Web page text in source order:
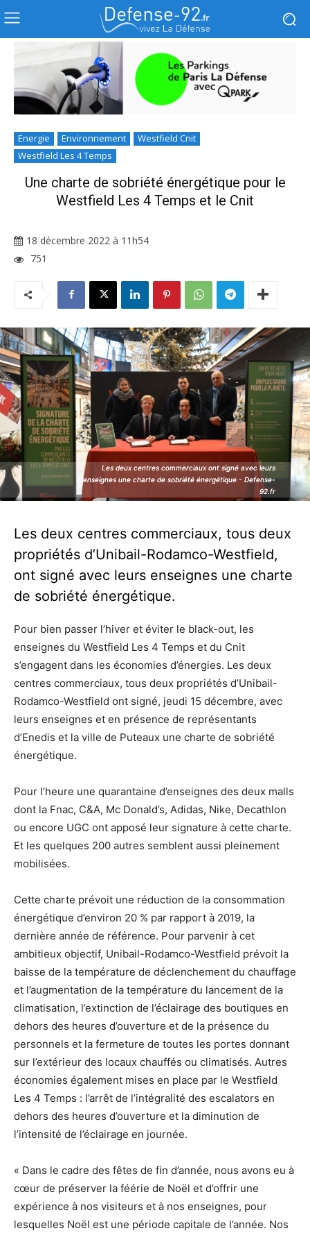
Energie Environnement
Westfield Cnit
Westfield Les 4 Temps
Une charte de sobriété énergétique pour le
Westfield Les 4 Temps et le Cnit
18 décembre 2022 à 11h54
751
Les deux centres commerciaux ont signé avec leurs
enseignes une charte de sobriété énergétique - Defense-
92.fr
Les deux centres commerciaux ont signé avec leurs
enseignes une charte de sobriété énergétique - Defense-
92.fr
Les deux centres commerciaux, tous deux
propriétés d’Unibail-Rodamco-Westfield,
ont signé avec leurs enseignes une charte
de sobriété énergétique.
Pour bien passer l’hiver et éviter le black-out, les
enseignes du Westfield Les 4 Temps et du Cnit
s’engagent dans les économies d’énergies. Les deux
centres commerciaux, tous deux propriétés d’Unibail-
Rodamco-Westfield ont signé, jeudi 15 décembre, avec
leurs enseignes et en présence de représentants
d’Enedis et la ville de Puteaux une charte de sobriété
énergétique.
Pour l’heure une quarantaine d’enseignes des deux malls
dont la Fnac, C&A, Mc Donald’s, Adidas, Nike, Decathlon
ou encore UGC ont apposé leur signature à cette charte.
Et les quelques 200 autres semblent aussi pleinement
mobilisées.
Cette charte prévoit une réduction de la consommation
énergétique d’environ 20 % par rapport à 2019, la
dernière année de référence. Pour parvenir à cet
ambitieux objectif, Unibail-Rodamco-Westfield prévoit la
baisse de la température de déclenchement du chauffage
et l’augmentation de la température du lancement de la
climatisation, l’extinction de l’éclairage des boutiques en
dehors des heures d’ouverture et de la présence du
personnels et la fermeture de toutes les portes donnant
sur l’extérieur des locaux chauffés ou climatisés. Autres
économies également mises en place par le Westfield
Les 4 Temps : l’arrêt de l’intégralité des escalators en
dehors des heures d’ouverture et la diminution de
l’intensité de l’éclairage en journée.
« Dans le cadre des fêtes de fin d’année, nous avons eu à
cœur de préserver la féérie de Noël et d’offrir une
expérience à nos visiteurs et à nos enseignes, pour
lesquelles Noël est une période capitale de l’année. Nos